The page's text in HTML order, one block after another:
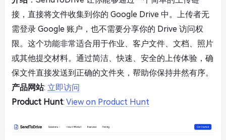
接，直接将文件收集到你的 Google Drive 中。上传者无
需登录 Google 账户，也不需要分享你的 Drive 访问权
限。这个功能非常适合用于作业、客户文件、文档、照片
或其他提交材料。通过简洁、快速、安全的上传体验，确
保文件直接发送到正确的文件夹，帮助你保持井然有序。
产品网站: 立即访问
Product Hunt: View on Product Hunt